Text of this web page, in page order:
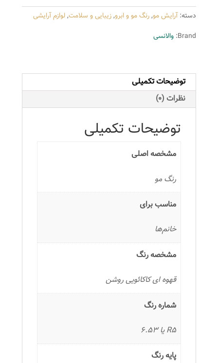
سری
کاکائویی
مدل
کاکائویی
روشن
شماره
R5
عدد
دسته:آرایش مو,رنگ مو و ابرو,زیبایی و سلامت,لوازم آرایشی
Brand: والانسی
توضیحات تکمیلی
نظرات (0)
توضیحات تکمیلی
مشخصه اصلی
رنگ مو
مناسب برای
خانم‌ها
مشخصه رنگ
قهوه ای کاکائویی روشن
شماره رنگ
R5 یا 6.53
پایه رنگ